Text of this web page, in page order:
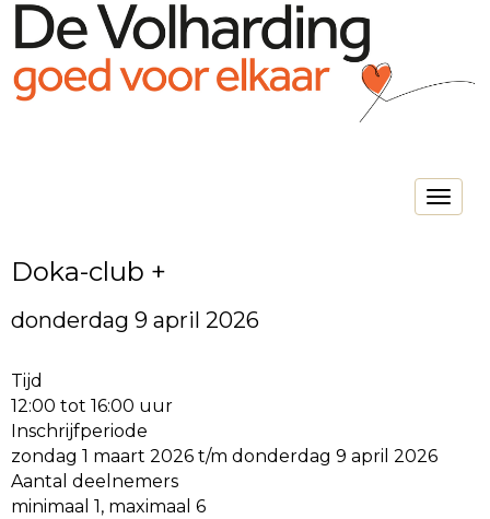
Toggle
Doka-club +
donderdag 9 april 2026
Tijd
12:00 tot 16:00 uur
Inschrijfperiode
zondag 1 maart 2026 t/m donderdag 9 april 2026
Aantal deelnemers
minimaal 1, maximaal 6